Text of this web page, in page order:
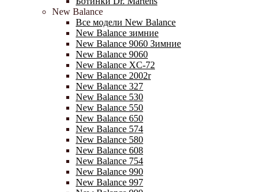
New Balance
Все модели New Balance
New Balance зимние
New Balance 9060 Зимние
New Balance 9060
New Balance XC-72
New Balance 2002r
New Balance 327
New Balance 530
New Balance 550
New Balance 650
New Balance 574
New Balance 580
New Balance 608
New Balance 754
New Balance 990
New Balance 997